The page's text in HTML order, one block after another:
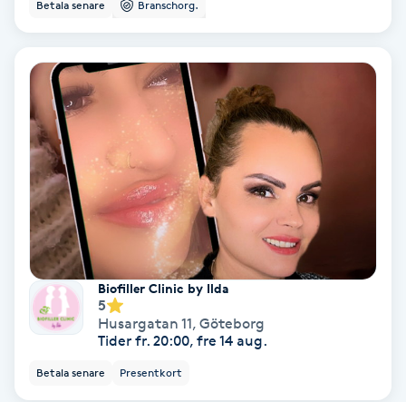
Fransförlängning
Fransförlängning Megavolym
Fransförlängning Volym
Fransk manikyr
Fransrengöring
Frekvensterapi
Friskvård
Betala senare Branschorg.
Biofiller Clinic by Ilda
5
Husargatan 11, Göteborg
Tider fr. 20:00, fre 14 aug.
Betala senare Presentkort